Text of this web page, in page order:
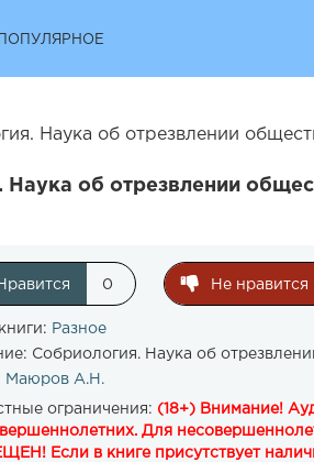
ПОПУЛЯРНОЕ
Наука об отрезвлении
Наука об отрезвлении
0 Не нравится
Разное
Собриология. Наука об
Маюров А.Н.
ограничения: (18+) Внимание!
Для
Если в книге присутствует